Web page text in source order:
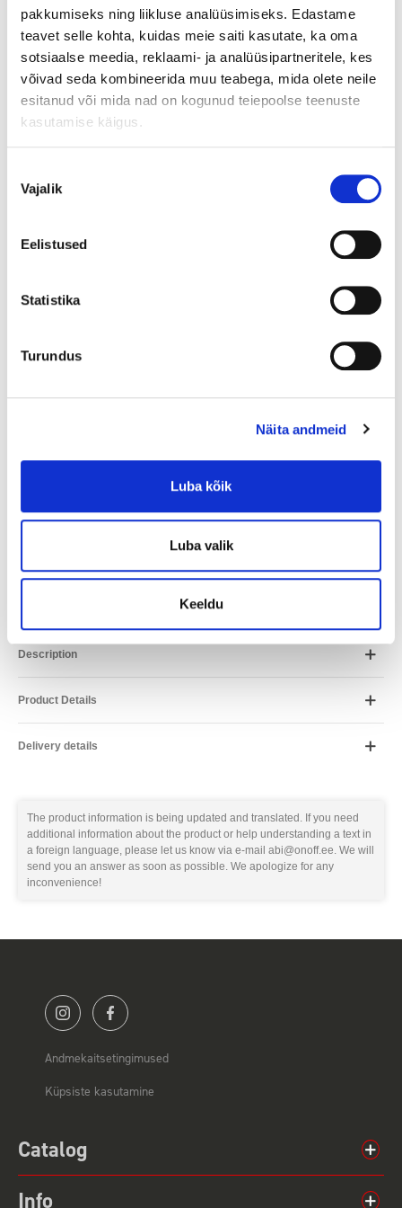
pakkumiseks ning liikluse analüüsimiseks. Edastame
teavet selle kohta, kuidas meie saiti kasutate, ka oma
sotsiaalse meedia, reklaami- ja analüüsipartneritele, kes
võivad seda kombineerida muu teabega, mida olete neile
esitanud või mida nad on kogunud teiepoolse teenuste
kasutamise käigus.
valik
Vajalik
Eelistused
Statistika
Turundus
Näita andmeid
Luba kõik
Luba valik
Keeldu
146,90 €
5+ items
*Arvutus on ligikaudne ja võib erineda Teile pakutavatest
tingimustest.
Description
Product Details
Delivery details
The product information is being updated and translated. If you need
additional information about the product or help understanding a text in
a foreign language, please let us know via e-mail abi@onoff.ee. We will
send you an answer as soon as possible. We apologize for any
inconvenience!
Catalog
Info
Andmekaitsetingimused
Küpsiste kasutamine